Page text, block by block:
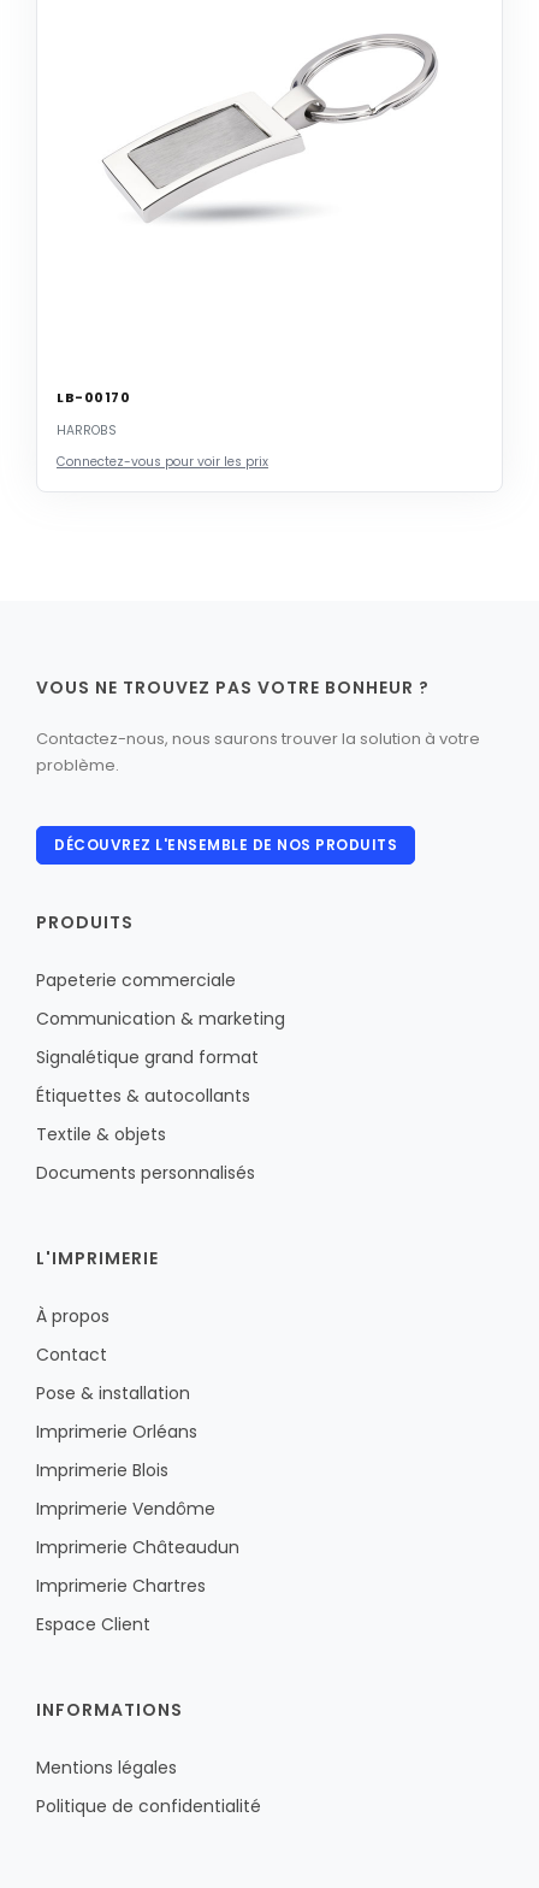
LB-00170
HARROBS
Connectez-vous pour voir les prix
VOUS NE TROUVEZ PAS VOTRE BONHEUR ?
Contactez-nous, nous saurons trouver la solution à votre
problème.
DÉCOUVREZ L'ENSEMBLE DE NOS PRODUITS
PRODUITS
Papeterie commerciale
Communication & marketing
Signalétique grand format
Étiquettes & autocollants
Textile & objets
Documents personnalisés
L'IMPRIMERIE
À propos
Contact
Pose & installation
Imprimerie Orléans
Imprimerie Blois
Imprimerie Vendôme
Imprimerie Châteaudun
Imprimerie Chartres
Espace Client
INFORMATIONS
Mentions légales
Politique de confidentialité